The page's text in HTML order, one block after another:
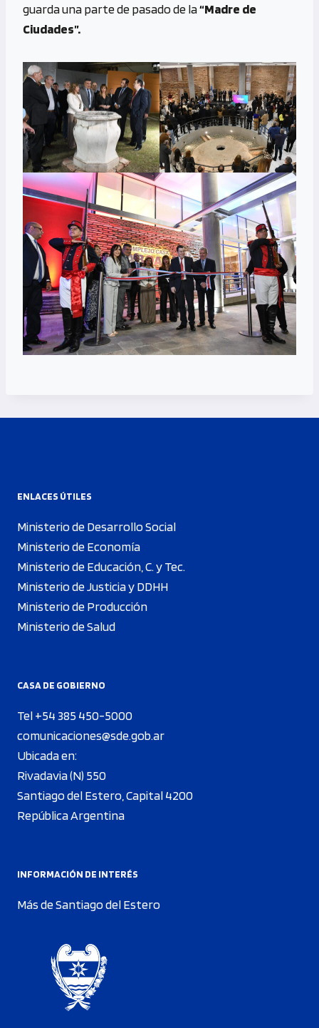
guarda una parte de pasado de la“Madre de
Ciudades”.
ENLACES ÚTILES
Ministerio de Desarrollo Social
Ministerio de Economía
Ministerio de Educación, C. y Tec.
Ministerio de Justicia y DDHH
Ministerio de Producción
Ministerio de Salud
CASA DE GOBIERNO
Tel +54 385 450-5000
comunicaciones@sde.gob.ar
Ubicada en:
Rivadavia (N) 550
Santiago del Estero, Capital 4200
República Argentina
INFORMACIÓN DE INTERÉS
Más de Santiago del Estero